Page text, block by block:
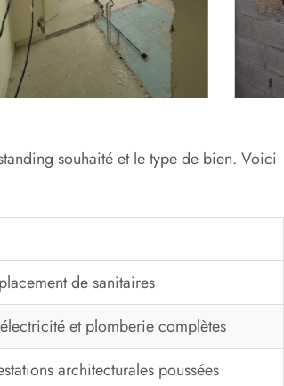
souhaité et le type de bien. Voici
de sanitaires
et plomberie complètes
architecturales poussées